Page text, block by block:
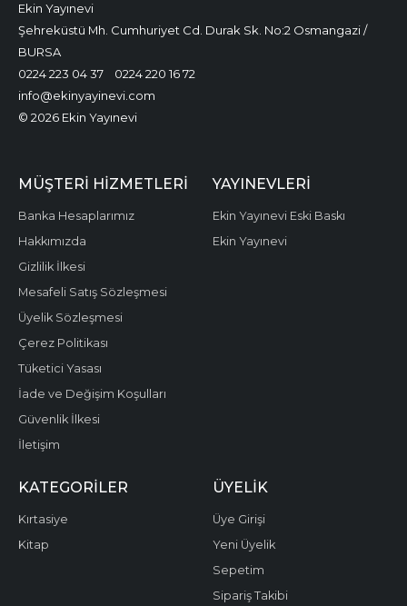
Ekin Yayınevi
Şehreküstü Mh. Cumhuriyet Cd. Durak Sk. No:2 Osmangazi /
BURSA
0224 223 04 37
0224 220 16 72
info@ekinyayinevi.com
© 2026 Ekin Yayınevi
MÜŞTERI HIZMETLERI
Banka Hesaplarımız
Hakkımızda
Gizlilik İlkesi
Mesafeli Satış Sözleşmesi
Üyelik Sözleşmesi
Çerez Politikası
Tüketici Yasası
İade ve Değişim Koşulları
Güvenlik İlkesi
İletişim
YAYINEVLERI
Ekin Yayınevi Eski Baskı
Ekin Yayınevi
KATEGORILER
Kırtasiye
Kitap
ÜYELIK
Üye Girişi
Yeni Üyelik
Sepetim
Sipariş Takibi